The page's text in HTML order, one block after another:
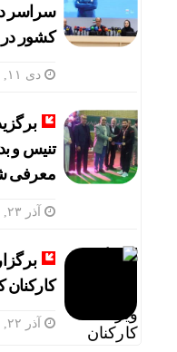
کشور در
دی ۱۱, ۱۴۰۴
تنیس و
معرفی
آذر ۲۳, ۱۴۰۳
کارکنان
آذر ۲۲, ۱۴۰۳